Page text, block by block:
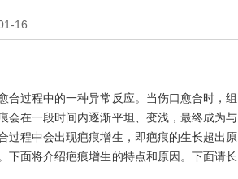
16
合过程中的一种异常反应。当伤口愈合时，组
会在一段时间内逐渐平坦、变浅，最终成为与
过程中会出现疤痕增生，即疤痕的生长超出原
下面将介绍疤痕增生的特点和原因。下面请长